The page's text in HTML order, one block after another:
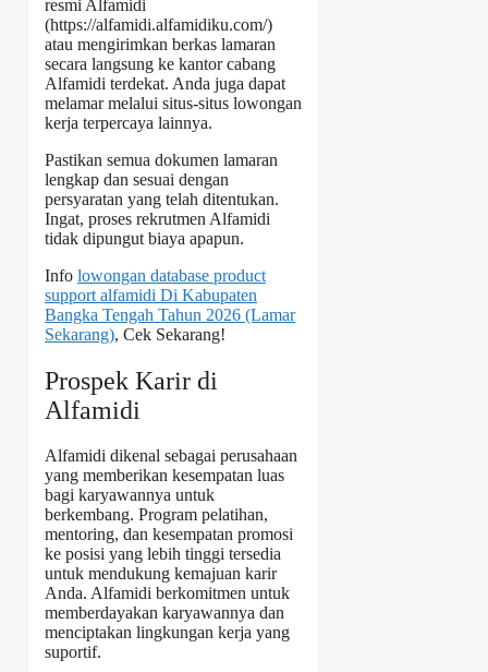
resmi Alfamidi
(https://alfamidi.alfamidiku.com/)
atau mengirimkan berkas lamaran
secara langsung ke kantor cabang
Alfamidi terdekat. Anda juga dapat
melamar melalui situs-situs lowongan
kerja terpercaya lainnya.
Pastikan semua dokumen lamaran
lengkap dan sesuai dengan
persyaratan yang telah ditentukan.
Ingat, proses rekrutmen Alfamidi
tidak dipungut biaya apapun.
Info lowongan database product
support alfamidi Di Kabupaten
Bangka Tengah Tahun 2026 (Lamar
Sekarang), Cek Sekarang!
Prospek Karir di
Alfamidi
Alfamidi dikenal sebagai perusahaan
yang memberikan kesempatan luas
bagi karyawannya untuk
berkembang. Program pelatihan,
mentoring, dan kesempatan promosi
ke posisi yang lebih tinggi tersedia
untuk mendukung kemajuan karir
Anda. Alfamidi berkomitmen untuk
memberdayakan karyawannya dan
menciptakan lingkungan kerja yang
suportif.